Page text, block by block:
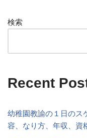
検索
Recent
幼稚園教諭の１日のス
容、なり方、年収、資